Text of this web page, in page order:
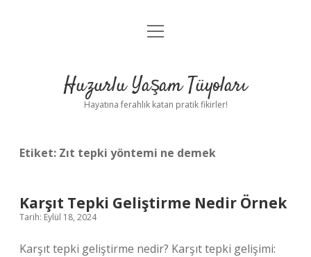
Anasayfa
Yasal Uyarı
menüyü
Huzurlu Yaşam Tüyoları
Hayatına ferahlık katan pratik fikirler!
Etiket: Zıt tepki yöntemi ne demek
Karşıt Tepki Geliştirme Nedir Örnek
Tarih: Eylül 18, 2024
Karşıt tepki geliştirme nedir? Karşıt tepki gelişimi: